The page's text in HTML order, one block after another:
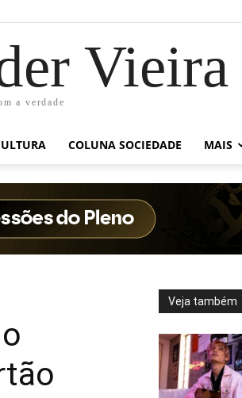
Vieira
a verdade
COLUNA SOCIEDADE MAIS
Veja também